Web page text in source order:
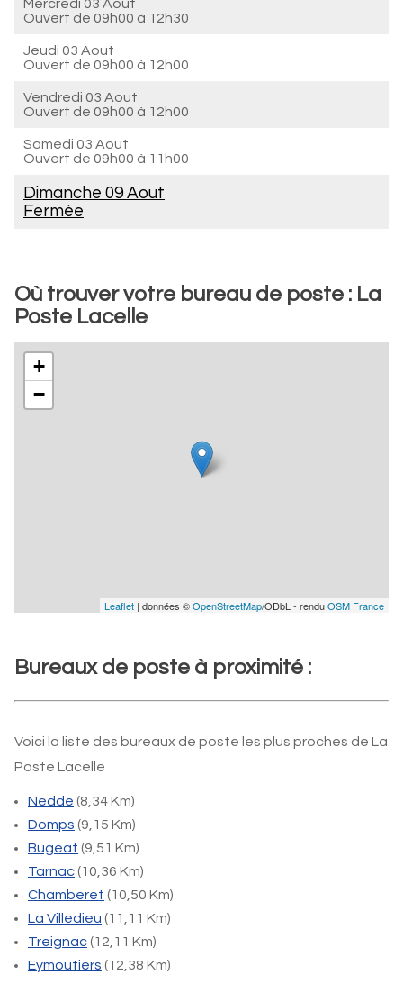
Mercredi 03 Aout
Ouvert de 09h00 à 12h30
Jeudi 03 Aout
Ouvert de 09h00 à 12h00
Vendredi 03 Aout
Ouvert de 09h00 à 12h00
Samedi 03 Aout
Ouvert de 09h00 à 11h00
Dimanche 09 Aout
Fermée
Où trouver votre bureau de poste : La
Poste Lacelle
+
−
Leaflet | données ©OpenStreetMap/ODbL - renduOSM France
Bureaux de poste à proximité :
Voici la liste des bureaux de poste les plus proches de La
Poste Lacelle
Nedde (8,34 Km)
Domps (9,15 Km)
Bugeat (9,51 Km)
Tarnac(10,36 Km)
Chamberet (10,50 Km)
La Villedieu (11,11 Km)
Treignac(12,11 Km)
Eymoutiers (12,38 Km)